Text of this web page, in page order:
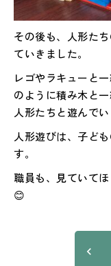
その後も、人形た
ていきました。
レゴやラキューと
のように積み木と
人形たちと遊んでい
人形遊びは、子ど
す。
職員も、見ていて
😊